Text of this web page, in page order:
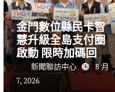
金門數位縣民卡智
慧升級全島支付圈
啟動 限時加碼回饋
開跑新聞聯訪中心
8 月
7, 2026